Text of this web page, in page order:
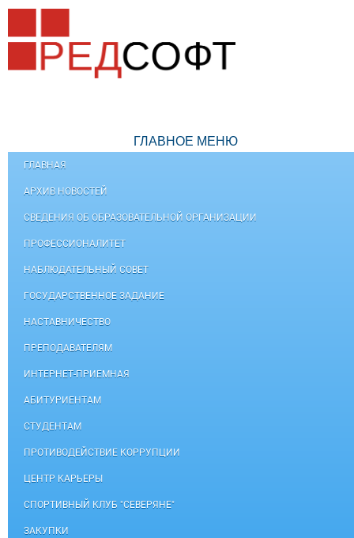
ГЛАВНОЕ МЕНЮ
ГЛАВНАЯ
АРХИВ НОВОСТЕЙ
СВЕДЕНИЯ ОБ ОБРАЗОВАТЕЛЬНОЙ ОРГАНИЗАЦИИ
ПРОФЕССИОНАЛИТЕТ
НАБЛЮДАТЕЛЬНЫЙ СОВЕТ
ГОСУДАРСТВЕННОЕ ЗАДАНИЕ
НАСТАВНИЧЕСТВО
ПРЕПОДАВАТЕЛЯМ
ИНТЕРНЕТ-ПРИЕМНАЯ
АБИТУРИЕНТАМ
СТУДЕНТАМ
ПРОТИВОДЕЙСТВИЕ КОРРУПЦИИ
ЦЕНТР КАРЬЕРЫ
СПОРТИВНЫЙ КЛУБ "СЕВЕРЯНЕ"
ЗАКУПКИ